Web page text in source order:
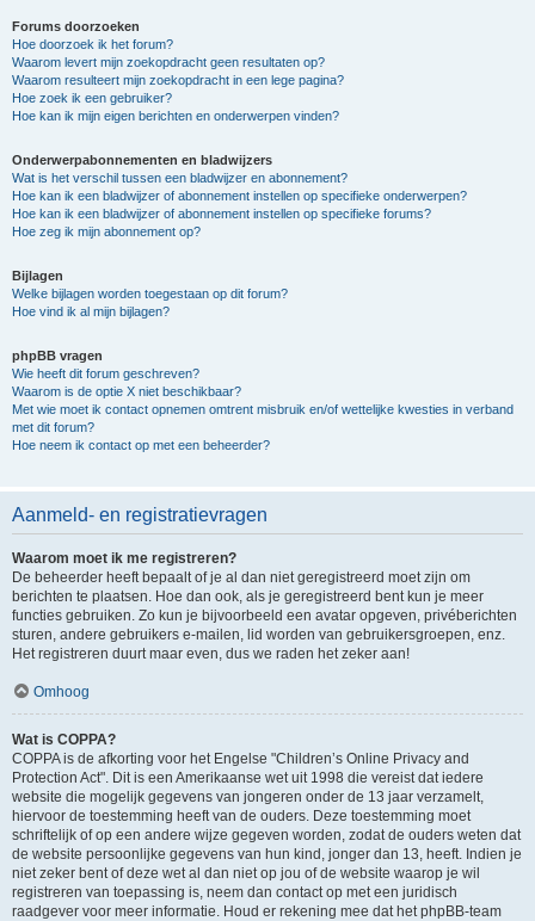
Forums doorzoeken
Hoe doorzoek ik het forum?
Waarom levert mijn zoekopdracht geen resultaten op?
Waarom resulteert mijn zoekopdracht in een lege pagina?
Hoe zoek ik een gebruiker?
Hoe kan ik mijn eigen berichten en onderwerpen vinden?
Onderwerpabonnementen en bladwijzers
Wat is het verschil tussen een bladwijzer en abonnement?
Hoe kan ik een bladwijzer of abonnement instellen op specifieke onderwerpen?
Hoe kan ik een bladwijzer of abonnement instellen op specifieke forums?
Hoe zeg ik mijn abonnement op?
Bijlagen
Welke bijlagen worden toegestaan op dit forum?
Hoe vind ik al mijn bijlagen?
phpBB vragen
Wie heeft dit forum geschreven?
Waarom is de optie X niet beschikbaar?
Met wie moet ik contact opnemen omtrent misbruik en/of wettelijke kwesties in verband
met dit forum?
Hoe neem ik contact op met een beheerder?
Aanmeld- en registratievragen
Waarom moet ik me registreren?
De beheerder heeft bepaalt of je al dan niet geregistreerd moet zijn om
berichten te plaatsen. Hoe dan ook, als je geregistreerd bent kun je meer
functies gebruiken. Zo kun je bijvoorbeeld een avatar opgeven, privéberichten
sturen, andere gebruikers e-mailen, lid worden van gebruikersgroepen, enz.
Het registreren duurt maar even, dus we raden het zeker aan!
Omhoog
Wat is COPPA?
COPPA is de afkorting voor het Engelse "Children’s Online Privacy and
Protection Act". Dit is een Amerikaanse wet uit 1998 die vereist dat iedere
website die mogelijk gegevens van jongeren onder de 13 jaar verzamelt,
hiervoor de toestemming heeft van de ouders. Deze toestemming moet
schriftelijk of op een andere wijze gegeven worden, zodat de ouders weten dat
de website persoonlijke gegevens van hun kind, jonger dan 13, heeft. Indien je
niet zeker bent of deze wet al dan niet op jou of de website waarop je wil
registreren van toepassing is, neem dan contact op met een juridisch
raadgever voor meer informatie. Houd er rekening mee dat het phpBB-team